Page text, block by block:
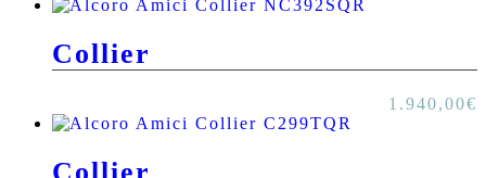
Collier
1.940,00€